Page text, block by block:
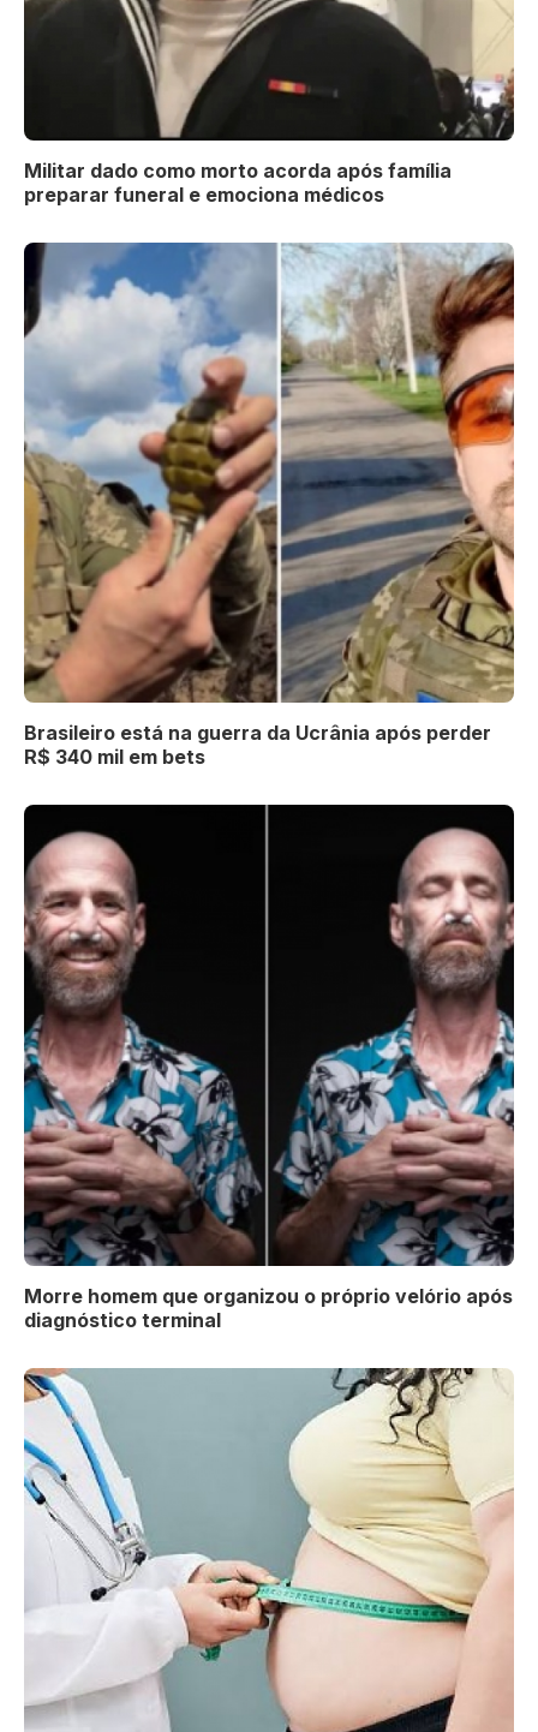
Militar dado como morto acorda após família
preparar funeral e emociona médicos
Brasileiro está na guerra da Ucrânia após perder
R$ 340 mil em bets
Morre homem que organizou o próprio velório após
diagnóstico terminal